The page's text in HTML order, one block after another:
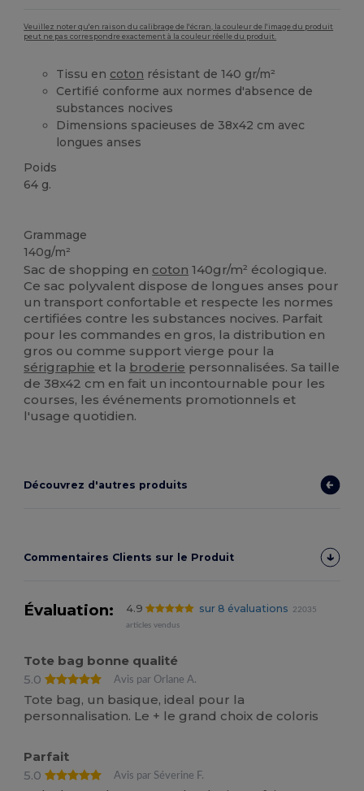
Veuillez noter qu'en raison du calibrage de l'écran, la couleur de l'image du produit
peut ne pas correspondre exactement à la couleur réelle du produit.
Tissu en coton résistant de 140 gr/m²
Certifié conforme aux normes d'absence de
substances nocives
Dimensions spacieuses de 38x42 cm avec
longues anses
Poids
64 g.
Grammage
140g/m²
Sac de shopping en coton 140gr/m² écologique.
Ce sac polyvalent dispose de longues anses pour
un transport confortable et respecte les normes
certifiées contre les substances nocives. Parfait
pour les commandes en gros, la distribution en
gros ou comme support vierge pour la
sérigraphie et la broderie personnalisées. Sa taille
de 38x42 cm en fait un incontournable pour les
courses, les événements promotionnels et
l'usage quotidien.
Découvrez d'autres produits
Commentaires Clients sur le Produit
Évaluation: 4.9 sur 8 évaluations
22035
articles vendus
Tote bag bonne qualité
5.0
Avis par Orlane A.
Tote bag, un basique, ideal pour la
personnalisation. Le + le grand choix de coloris
Parfait
5.0
Avis par Séverine F.